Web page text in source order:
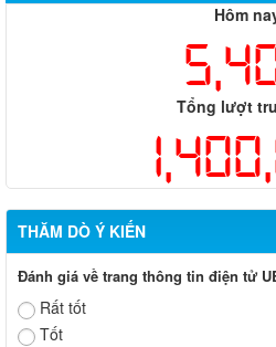
Hôm
Tổng lượt
THĂM DÒ Ý KIẾN
Đánh giá về trang thông tin điện tử
Rất tốt
Tốt